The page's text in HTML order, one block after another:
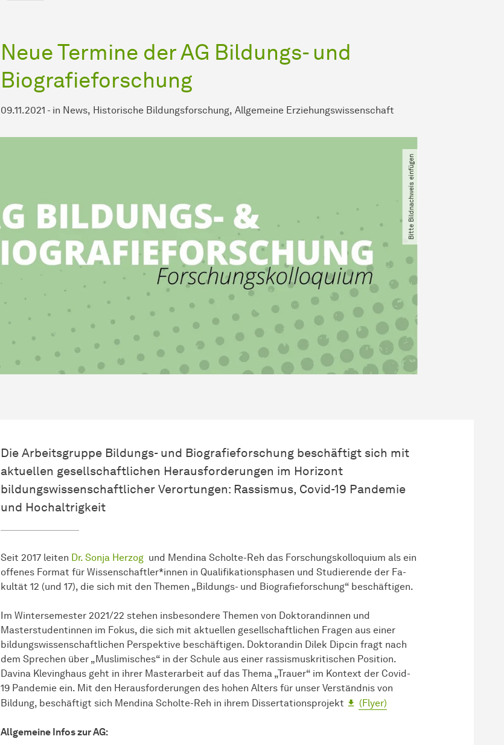
Neue Termine der AG Bildungs- und
Biografieforschung
09.11.2021 - in News Historische Bildungsforschung Allgemeine Erziehungswissenschaft
Bitte Bildnachweis einfügen
Die Arbeitsgruppe Bildungs- und Biografieforschung beschäftigt sich mit
aktuellen gesellschaftlichen Herausforderungen im Horizont
bildungswissenschaftlicher Verortungen: Rassismus, Covid-19 Pandemie
und Hochaltrigkeit
Seit 2017 leiten Dr. Sonja Herzog und Mendina Scholte-Reh das Forschungskolloquium als ein
offenes Format für Wis­sen­schaft­ler*innen in Qualifikationsphasen und Stu­die­ren­de der Fa­
kul­tät 12 (und 17), die sich mit den The­men „Bildungs- und Biografieforschung“ be­schäf­ti­gen.
Im Wintersemester 2021/22 stehen insbesondere Themen von Doktorandinnen und
Masterstudentinnen im Fokus, die sich mit aktuellen gesellschaftlichen Fragen aus einer
bildungswissenschaftlichen Perspektive beschäftigen. Doktorandin Dilek Dipcin fragt nach
dem Sprechen über „Muslimisches“ in der Schule aus einer rassismuskritischen Position.
Davina Klevinghaus geht in ihrer Masterarbeit auf das Thema „Trauer“ im Kontext der Covid-
19 Pandemie ein. Mit den Herausforderungen des hohen Alters für unser Verständnis von
Bildung, beschäftigt sich Mendina Scholte-Reh in ihrem Dissertationsprojekt
(Flyer)
Allgemeine Infos zur AG: